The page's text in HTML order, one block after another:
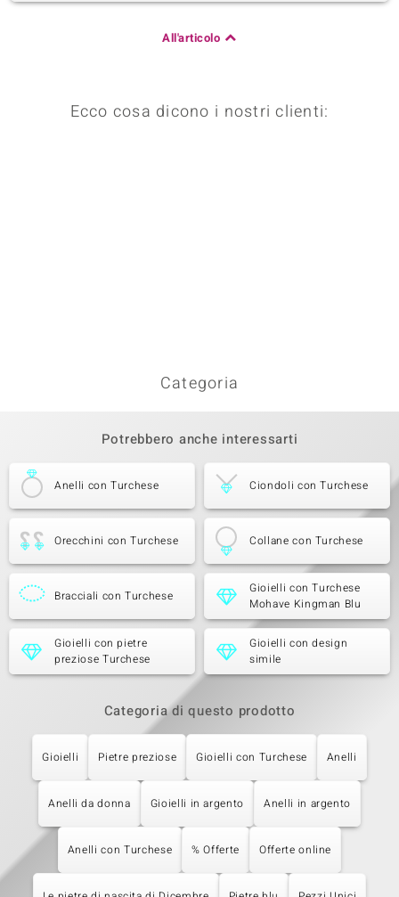
All'articolo
Ecco cosa dicono i nostri clienti:
Categoria
Potrebbero anche interessarti
Anelli con Turchese Ciondoli con Turchese
Orecchini con Turchese Collane con Turchese
Bracciali con Turchese
Gioielli con Turchese
Mohave Kingman Blu
Gioielli con pietre
preziose Turchese
Gioielli con design
simile
Categoria di questo prodotto
Gioielli Pietre preziose Gioielli con Turchese Anelli
Anelli da donna Gioielli in argento Anelli in argento
Anelli con Turchese % Offerte Offerte online